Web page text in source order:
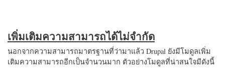
เพิ่มเติมความสามารถได้ไม่จำกัด
นอกจากความสามารถมาตรฐานที่ว่ามาแล้ว Drupal ยังมีโมดูลเพิ่ม
เติมความสามารถอีกเป็นจำนวนมาก ตัวอย่างโมดูลที่น่าสนใจมีดังนี้